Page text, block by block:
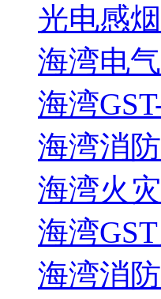
光电感
海湾电
海湾
海湾消
海湾火
海湾
海湾消